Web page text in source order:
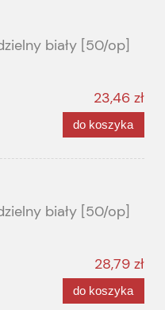
biały [50/op]
23,46 zł
do koszyka
biały [50/op]
28,79 zł
do koszyka